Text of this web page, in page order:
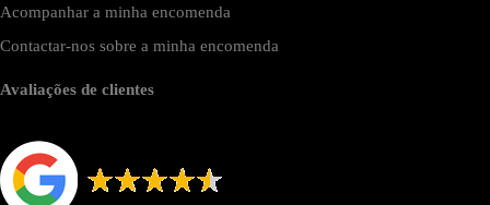
Acompanhar a minha encomenda
Contactar-nos sobre a minha encomenda
Avaliações de clientes